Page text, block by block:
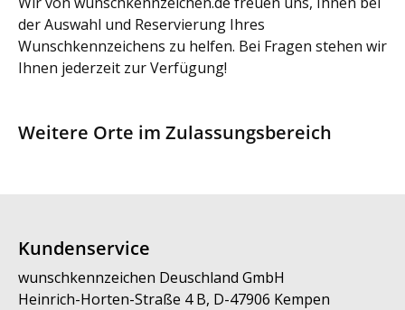
der Auswahl und Reservierung Ihres
Wunschkennzeichens zu helfen. Bei Fragen stehen wir
Ihnen jederzeit zur Verfügung!
Weitere Orte im Zulassungsbereich
Kundenservice
wunschkennzeichen Deuschland GmbH
Heinrich-Horten-Straße 4 B, D-47906 Kempen